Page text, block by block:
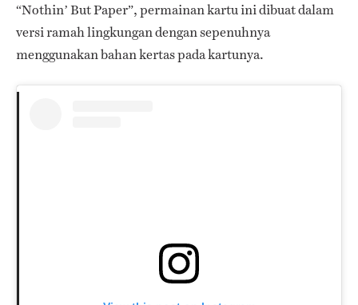
“Nothin’ But Paper”, permainan kartu ini dibuat dalam
versi ramah lingkungan dengan sepenuhnya
menggunakan bahan kertas pada kartunya.